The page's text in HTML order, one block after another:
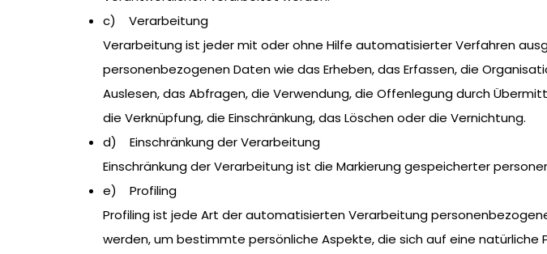
c) Verarbeitung
Verarbeitung ist jeder mit oder ohne Hilfe automatisierter Verfahren
personenbezogenen Daten wie das Erheben, das Erfassen, die
Auslesen, das Abfragen, die Verwendung, die Offenlegung durch
die Verknüpfung, die Einschränkung, das Löschen oder die Vernichtung.
d) Einschränkung der Verarbeitung
Einschränkung der Verarbeitung ist die Markierung gespeicherter
e) Profiling
Profiling ist jede Art der automatisierten Verarbeitung
werden, um bestimmte persönliche Aspekte, die sich auf eine